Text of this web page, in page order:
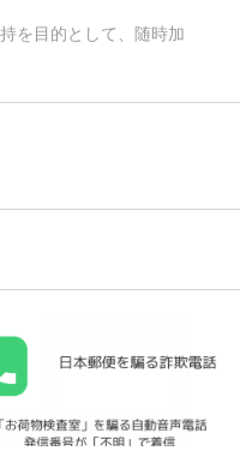
を目的として、随時加